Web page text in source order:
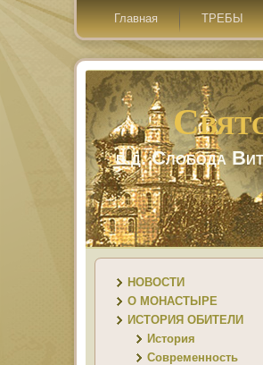
Главная ТРЕБЫ
в д. Слобода
НОВОСТИ
О МОНАСТЫРЕ
ИСТОРИЯ ОБИТЕЛИ
История
Современность